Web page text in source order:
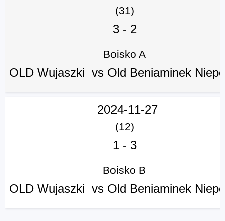
Poprzednie spotkania
(31)
3- 2
Boisko A
OLD Wujaszki vs Old Beniaminek
2024-11-27
(12)
1- 3
Boisko B
OLD Wujaszki vs Old Beniaminek